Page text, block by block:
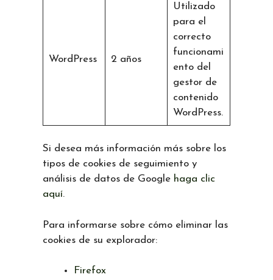
WordPress 2 años
Utilizado
para el
correcto
funcionami
ento del
gestor de
contenido
WordPress.
Si desea más información más sobre los
tipos de cookies de seguimiento y
análisis de datos de Google haga clic
aquí.
Para informarse sobre cómo eliminar las
cookies de su explorador:
Firefox